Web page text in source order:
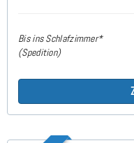
Bis ins Schlafzimmer*
(Spedition)